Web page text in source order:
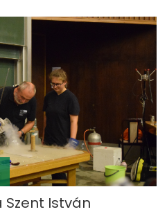
Szent István